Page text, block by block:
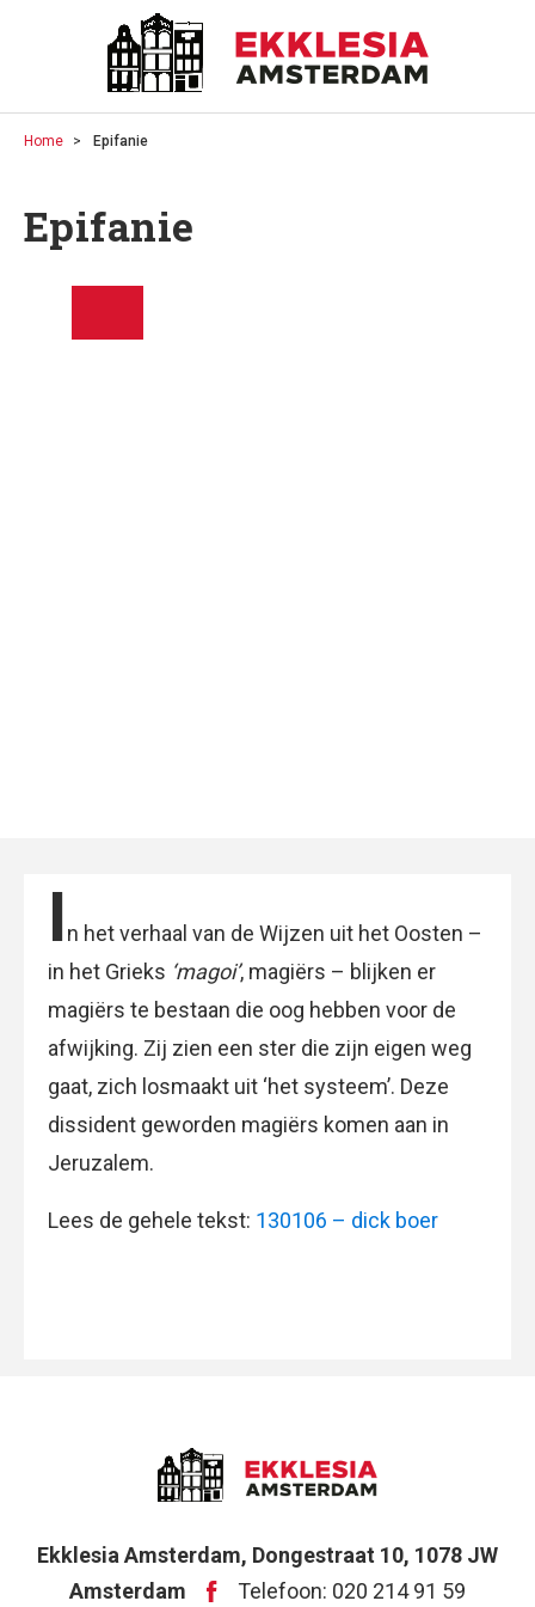
Home Epifanie
Epifanie
In het verhaal van de Wijzen uit het Oosten –
in het Grieks ‘magoi’, magiërs – blijken er
magiërs te bestaan die oog hebben voor de
afwijking. Zij zien een ster die zijn eigen weg
gaat, zich losmaakt uit ‘het systeem’. Deze
dissident geworden magiërs komen aan in
Jeruzalem.
Lees de gehele tekst: 130106 – dick boer
Ekklesia Amsterdam, Dongestraat 10, 1078 JW
Amsterdam
Telefoon: 020 214 91 59